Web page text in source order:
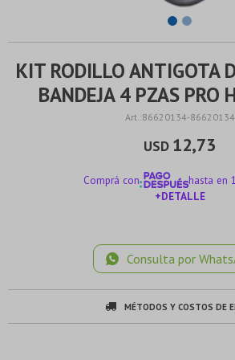
KIT RODILLO ANTIGOTA
BANDEJA 4 PZAS PRO
86620134-86620134
USD 12,73
Comprá con
hasta en
+DETALLE
Consulta por
MÉTODOS Y COSTOS DE